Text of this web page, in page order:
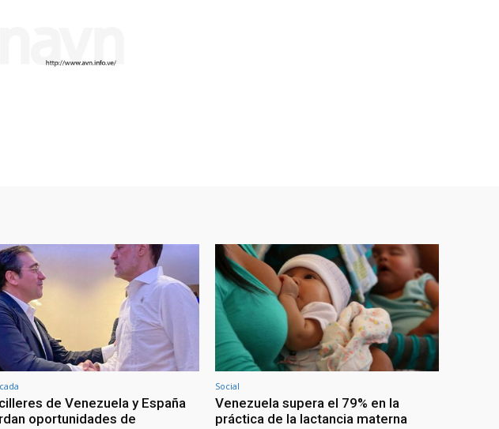
de Venezuela y España
oportunidades de
Social
Venezuela supera el 79% en la
práctica de la lactancia materna